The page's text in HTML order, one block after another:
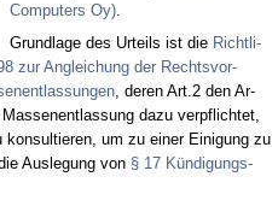
Com­pu­ters Oy).
Grund­la­ge des Ur­teils ist die Richt­li­
zur An­glei­chung der Rechts­vor­
, de­ren Art.2 den Ar­
da­zu ver­pflich­tet,
um zu ei­ner Ei­ni­gung zu
Aus­le­gung von § 17 Kün­di­gungs­